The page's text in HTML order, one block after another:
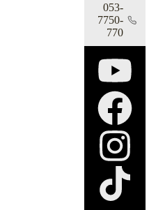
053-
7750-
770